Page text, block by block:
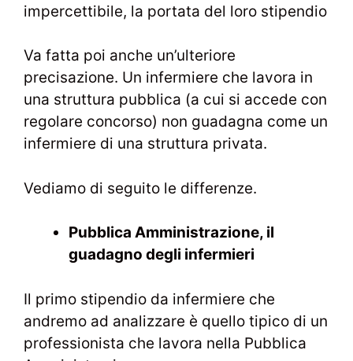
impercettibile, la portata del loro stipendio
Va fatta poi anche un’ulteriore
precisazione. Un infermiere che lavora in
una struttura pubblica (a cui si accede con
regolare concorso) non guadagna come un
infermiere di una struttura privata.
Vediamo di seguito le differenze.
Pubblica Amministrazione, il
guadagno degli infermieri
Il primo stipendio da infermiere che
andremo ad analizzare è quello tipico di un
professionista che lavora nella Pubblica